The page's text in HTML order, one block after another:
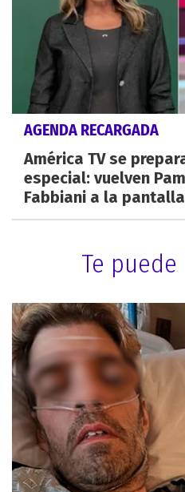
AGENDA RECARGADA
América TV se
especial: vuelven
Fabbiani a la pantalla
Te